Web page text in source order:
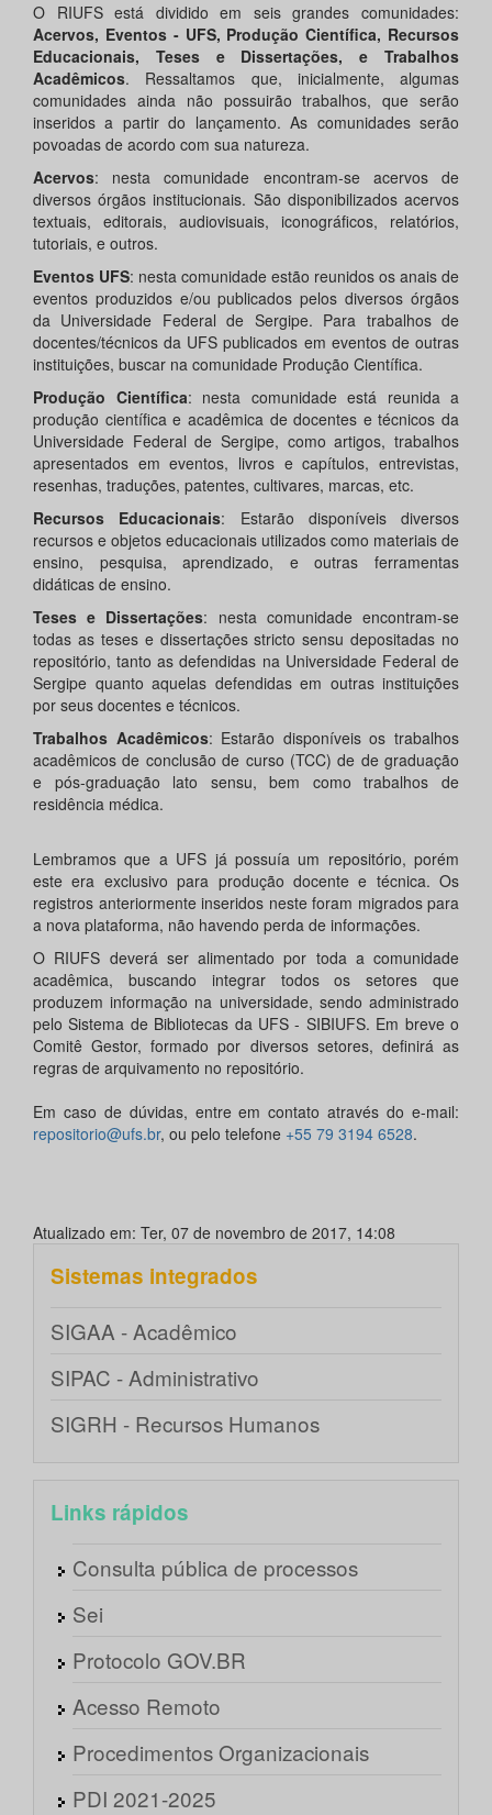
O RIUFS está dividido em seis grandes comunidades:
Acervos, Eventos - UFS, Produção Científica, Recursos
Educacionais, Teses e Dissertações, e Trabalhos
Acadêmicos. Ressaltamos que, inicialmente, algumas
comunidades ainda não possuirão trabalhos, que serão
inseridos a partir do lançamento. As comunidades serão
povoadas de acordo com sua natureza.
Acervos: nesta comunidade encontram-se acervos de
diversos órgãos institucionais. São disponibilizados acervos
textuais, editorais, audiovisuais, iconográficos, relatórios,
tutoriais, e outros.
Eventos UFS: nesta comunidade estão reunidos os anais de
eventos produzidos e/ou publicados pelos diversos órgãos
da Universidade Federal de Sergipe. Para trabalhos de
docentes/técnicos da UFS publicados em eventos de outras
instituições, buscar na comunidade Produção Científica.
Produção Científica: nesta comunidade está reunida a
produção científica e acadêmica de docentes e técnicos da
Universidade Federal de Sergipe, como artigos, trabalhos
apresentados em eventos, livros e capítulos, entrevistas,
resenhas, traduções, patentes, cultivares, marcas, etc.
Recursos Educacionais: Estarão disponíveis diversos
recursos e objetos educacionais utilizados como materiais de
ensino, pesquisa, aprendizado, e outras ferramentas
didáticas de ensino.
Teses e Dissertações: nesta comunidade encontram-se
todas as teses e dissertações stricto sensu depositadas no
repositório, tanto as defendidas na Universidade Federal de
Sergipe quanto aquelas defendidas em outras instituições
por seus docentes e técnicos.
Trabalhos Acadêmicos: Estarão disponíveis os trabalhos
acadêmicos de conclusão de curso (TCC) de de graduação
e pós-graduação lato sensu, bem como trabalhos de
residência médica.
Lembramos que a UFS já possuía um repositório, porém
este era exclusivo para produção docente e técnica. Os
registros anteriormente inseridos neste foram migrados para
a nova plataforma, não havendo perda de informações.
O RIUFS deverá ser alimentado por toda a comunidade
acadêmica, buscando integrar todos os setores que
produzem informação na universidade, sendo administrado
pelo Sistema de Bibliotecas da UFS - SIBIUFS. Em breve o
Comitê Gestor, formado por diversos setores, definirá as
regras de arquivamento no repositório.
Em caso de dúvidas, entre em contato através do e-mail:
repositorio@ufs.br, ou pelo telefone +55 79 3194 6528.
Atualizado em: Ter, 07 de novembro de 2017, 14:08
Sistemas integrados
SIGAA - Acadêmico
SIPAC - Administrativo
SIGRH - Recursos Humanos
Links rápidos
Consulta pública de processos
Sei
Protocolo GOV.BR
Acesso Remoto
Procedimentos Organizacionais
PDI 2021-2025